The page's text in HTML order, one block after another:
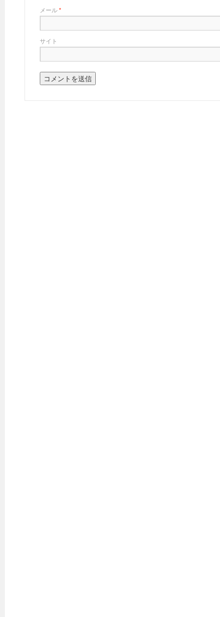
メール*
サイト